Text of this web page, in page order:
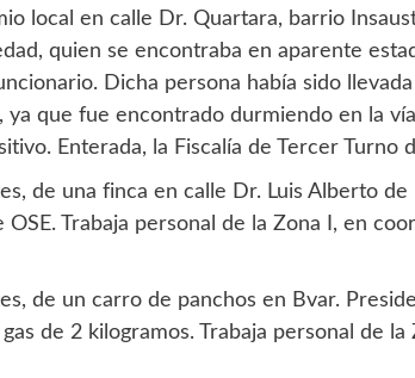
local en calle Dr. Quartara, barrio
quien se encontraba en aparente
Dicha persona había sido
ya que fue encontrado durmiendo en la
Enterada, la Fiscalía de Tercer Turno
de una finca en calle Dr. Luis Alberto
Trabaja personal de la Zona I, en
de un carro de panchos en Bvar.
de 2 kilogramos. Trabaja personal de